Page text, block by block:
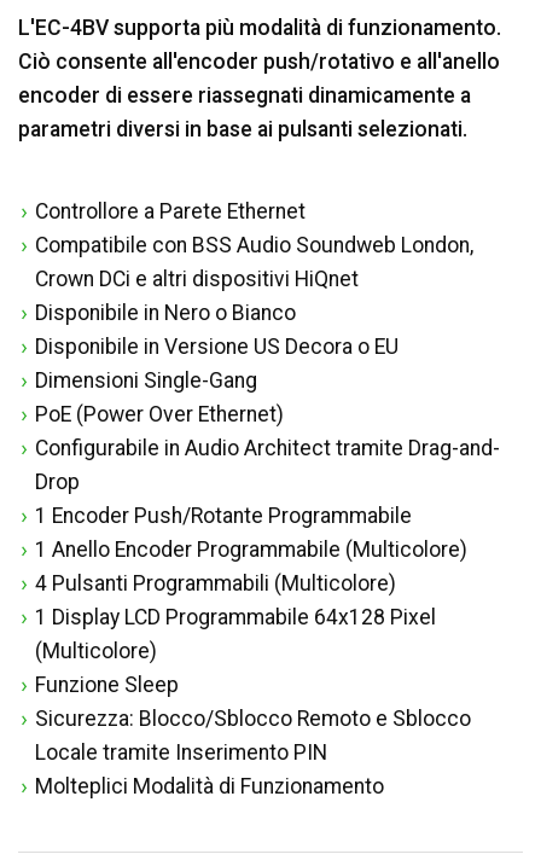
L'EC-4BV supporta più modalità di funzionamento.
Ciò consente all'encoder push/rotativo e all'anello
encoder di essere riassegnati dinamicamente a
parametri diversi in base ai pulsanti selezionati.
Controllore a Parete Ethernet
Compatibile con BSS Audio Soundweb London,
Crown DCi e altri dispositivi HiQnet
Disponibile in Nero o Bianco
Disponibile in Versione US Decora o EU
Dimensioni Single-Gang
PoE (Power Over Ethernet)
Configurabile in Audio Architect tramite Drag-and-
Drop
1 Encoder Push/Rotante Programmabile
1 Anello Encoder Programmabile (Multicolore)
4 Pulsanti Programmabili (Multicolore)
1 Display LCD Programmabile 64x128 Pixel
(Multicolore)
Funzione Sleep
Sicurezza: Blocco/Sblocco Remoto e Sblocco
Locale tramite Inserimento PIN
Molteplici Modalità di Funzionamento